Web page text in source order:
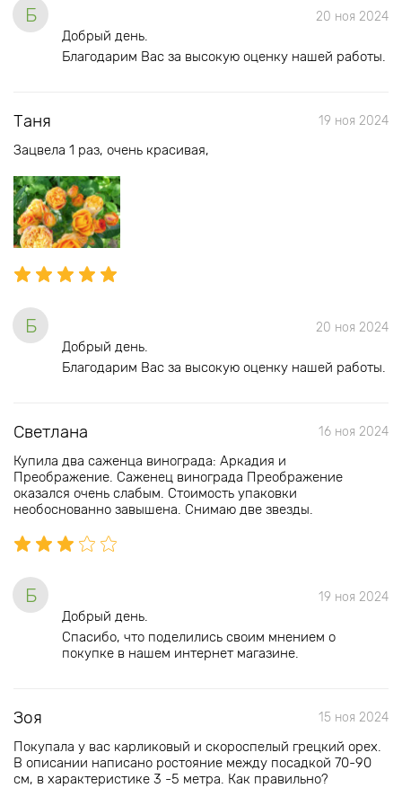
Б 20 ноя 2024
Добрый день.
Благодарим Вас за высокую оценку нашей работы.
Таня 19 ноя 2024
Зацвела 1 раз, очень красивая,
Б 20 ноя 2024
Добрый день.
Благодарим Вас за высокую оценку нашей работы.
Светлана 16 ноя 2024
Купила два саженца винограда: Аркадия и
Преображение. Саженец винограда Преображение
оказался очень слабым. Стоимость упаковки
необоснованно завышена. Снимаю две звезды.
Б 19 ноя 2024
Добрый день.
Спасибо, что поделились своим мнением о
покупке в нашем интернет магазине.
Зоя 15 ноя 2024
Покупала у вас карликовый и скороспелый грецкий орех.
В описании написано ростояние между посадкой 70-90
см, в характеристике 3 -5 метра. Как правильно?